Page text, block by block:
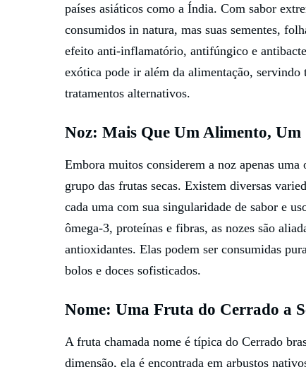
países asiáticos como a Índia. Com sabor
consumidos in natura, mas suas sementes,
efeito anti-inflamatório, antifúngico e
exótica pode ir além da alimentação, servindo
tratamentos alternativos.
Noz: Mais Que Um Alimento, Um
Embora muitos considerem a noz apenas
grupo das frutas secas. Existem diversas
cada uma com sua singularidade de sabor e
ômega-3, proteínas e fibras, as nozes são
antioxidantes. Elas podem ser consumidas
bolos e doces sofisticados.
Nome: Uma Fruta do Cerrado a
A fruta chamada nome é típica do Cerrado
dimensão, ela é encontrada em arbustos